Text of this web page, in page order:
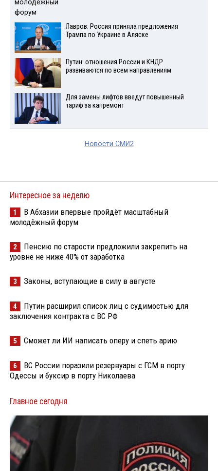
Лавров: Россия приняла предложения
Трампа по Украине в Аляске
Путин: отношения России и КНДР
развиваются по всем направлениям
Для замены лифтов введут повышенный
тариф за капремонт
Новости СМИ2
Интересное за неделю
1
В Абхазии впервые пройдёт масштабный
молодёжный форум
2
Пенсию по старости предложили закрепить на
уровне не ниже 40% от заработка
3 Законы, вступающие в силу в августе
4
Путин расширил список лиц с судимостью для
заключения контракта с ВС РФ
5 Сможет ли ИИ написать оперу и спеть арию
6
ВС России поразили резервуары с ГСМ в порту
Одессы и буксир в порту Николаева
Главное сегодня